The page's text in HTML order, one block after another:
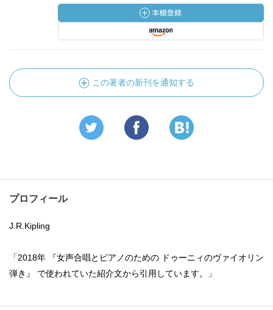
この著者の新刊を通知する
プロフィール
J.R.Kipling
「2018年 『女声合唱とピアノのための ドゥーニィのヴァイオリン
弾き』 で使われていた紹介文から引用しています。」